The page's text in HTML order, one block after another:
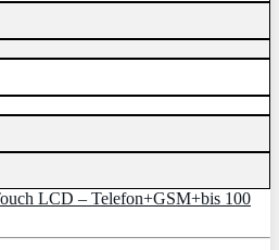
LCD – Telefon+GSM+bis 100